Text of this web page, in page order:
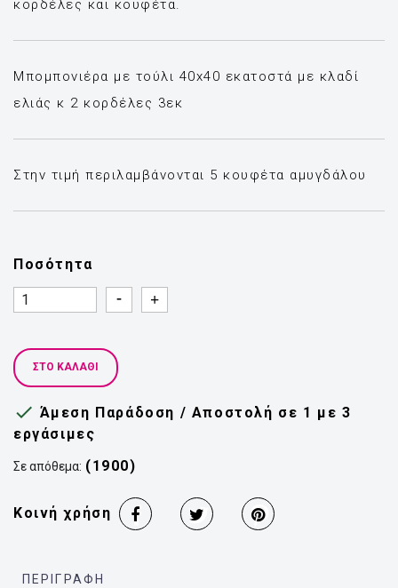
κορδέλες και κουφέτα.
Μπομπονιέρα με τούλι 40x40 εκατοστά με κλαδί
ελιάς κ 2 κορδέλες 3εκ
Στην τιμή περιλαμβάνονται 5 κουφέτα αμυγδάλου
Ποσότητα
Quantity
Quantity
ΣΤΟ ΚΑΛΆΘΙ
 Άμεση Παράδοση / Αποστολή σε 1 με 3
εργάσιμες
Σε απόθεμα: (1900)
Κοινή χρήση
ΠΕΡΙΓΡΑΦΉ